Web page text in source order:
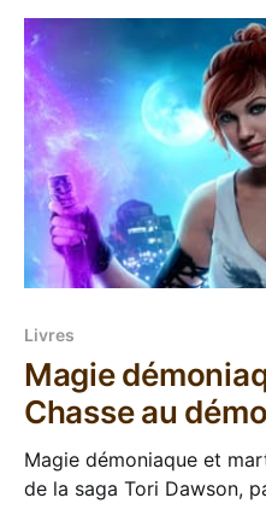
Livres
Magie
Chasse au
Magie démoniaque et
de la saga Tori Dawson, par